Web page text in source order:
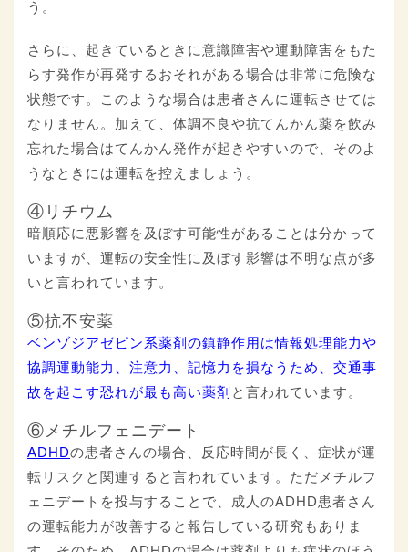
う。
さらに、起きているときに意識障害や運動障害をもた
らす発作が再発するおそれがある場合は非常に危険な
状態です。このような場合は患者さんに運転させては
なりません。加えて、体調不良や抗てんかん薬を飲み
忘れた場合はてんかん発作が起きやすいので、そのよ
うなときには運転を控えましょう。
④リチウム
暗順応に悪影響を及ぼす可能性があることは分かって
いますが、運転の安全性に及ぼす影響は不明な点が多
いと言われています。
⑤抗不安薬
ベンゾジアゼピン系薬剤の鎮静作用は情報処理能力や
協調運動能力、注意力、記憶力を損なうため、交通事
故を起こす恐れが最も高い薬剤 と言われています。
⑥メチルフェニデート
ADHDの患者さんの場合、反応時間が長く、症状が運
転リスクと関連すると言われています。ただメチルフ
ェニデートを投与することで、成人のADHD患者さん
の運転能力が改善すると報告している研究もありま